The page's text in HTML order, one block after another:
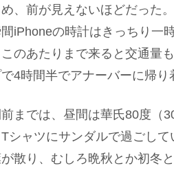
め、前が見えないほどだった
iPhoneの時計はきっちり一
のあたりまで来ると交通量
で4時間半でアナーバーに帰り
までは、昼間は華氏80度（
シャツにサンダルで過ごし
散り、むしろ晩秋とか初冬